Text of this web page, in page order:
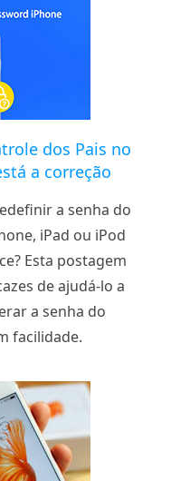
dos Pais no
a correção
a senha do
iPad ou iPod
Esta postagem
de ajudá-lo a
a senha do
facilidade.